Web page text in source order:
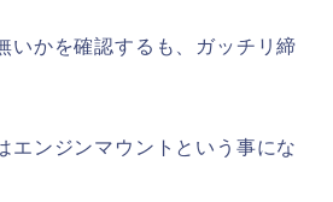
いかを確認するも、ガッチリ締
エンジンマウントという事にな